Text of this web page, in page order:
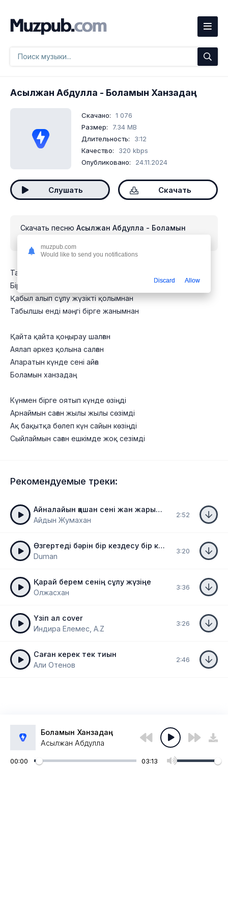
Асылжан Абдулла - Боламын Ханзадаң
Скачано:
1 076
Размер:
7.34 MB
Длительность:
3:12
Качество:
320 kbps
Опубликовано:
24.11.2024
Слушать Скачать
Скачать песню Асылжан Абдулла - Боламын
Тағдырымда айналдым сенің барыңнан
Бір сәт көрмесем сені сені сағынам
Қабыл алып сұлу жүзікті қолымнан
Табылшы енді мәңгі бірге жанымнан
Қайта қайта қоңырау шалған
Аялап әркез қолына салған
Апаратын күнде сені айға
Боламын ханзадаң
Күнмен бірге оятып күнде өзіңді
Арнаймын саған жылы жылы сөзімді
Ақ бақытқа бөлеп күн сайын көзіңді
Сыйлаймын саған ешкімде жоқ сезімді
Рекомендуемые треки:
Айналайын қашан сені жан жарым деп жар салам
Айдын Жумахан
2:52
Өзгертеді бәрін бір кездесу бір кездесу
Duman
3:20
Қарай берем сенің сұлу жүзіңе
Олжасхан
3:36
Үзіп ал cover
Индира Елемес, A.Z
3:26
Саған керек тек тиын
Али Отенов
2:46
Боламын Ханзадаң
Асылжан Абдулла
00:00 03:13
muzpub.com
Would like to send you notifications
Discard Allow